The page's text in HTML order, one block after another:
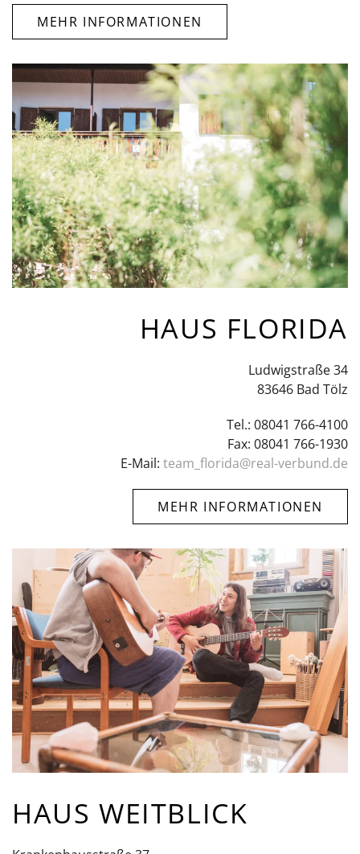
MEHR INFORMATIONEN
HAUS FLORIDA
Ludwigstraße 34
83646 Bad Tölz
Tel.: 08041 766-4100
Fax: 08041 766-1930
E-Mail: team_florida@real-verbund.de
MEHR INFORMATIONEN
HAUS WEITBLICK